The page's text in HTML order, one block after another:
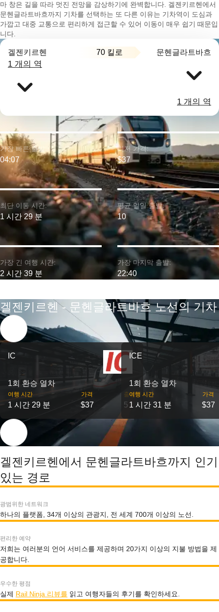
마 창은 길을 따라 멋진 전망을 감상하기에 완벽합니다. 겔젠키르헨에서
문헨글라트바흐까지 기차를 선택하는 또 다른 이유는 기차역이 도심과
가깝고 대중 교통으로 편리하게 접근할 수 있어 이동이 매우 쉽기 때문입
니다.
겔젠키르헨 70 킬로 문헨글라트바흐
1 개의 역
1 개의 역
최단 이동 시간:
1 시간 29 분
가장 빠른 출발:
04:07
가장 긴 여행 시간:
2 시간 39 분
최저 가격:
$37
평균 일일 출발:
10
가장 마지막 출발:
22:40
겔젠키르헨 - 문헨글라트바흐 노선의 기차
IC
1회 환승 열차
여행 시간
1 시간 29 분
가격
$37
출발
5
ICE
1회 환승 열차
여행 시간
1 시간 31 분
가격
$37
겔젠키르헨에서 문헨글라트바흐까지 인기
있는 경로
광범위한 네트워크
하나의 플랫폼, 34개 이상의 관광지, 전 세계 700개 이상의 노선.
편리한 예약
저희는 여러분의 언어 서비스를 제공하며 20가지 이상의 지불 방법을 제
공합니다.
우수한 평점
실제 Rail Ninja 리뷰를 읽고 여행자들의 후기를 확인하세요.